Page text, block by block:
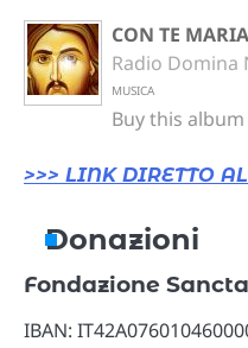
CON TE MARIA
Radio Domina
MUSICA
Buy this album
>>> LINK DIRETTO
Donazioni
Fondazione
IBAN: